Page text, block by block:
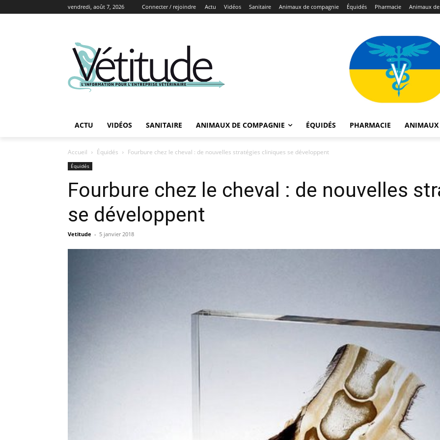
vendredi, août 7, 2026 Connecter / rejoindre Actu Vidéos Sanitaire Animaux de compagnie Équidés Pharmacie Animaux
ACTU VIDÉOS SANITAIRE ANIMAUX DE COMPAGNIE ÉQUIDÉS PHARMACIE ANIMAUX
Accueil Équidés Fourbure chez le cheval : de nouvelles stratégies cliniques se développent
Équidés
Fourbure chez le cheval : de nouvelles
se développent
Vetitude - 5 janvier 2018